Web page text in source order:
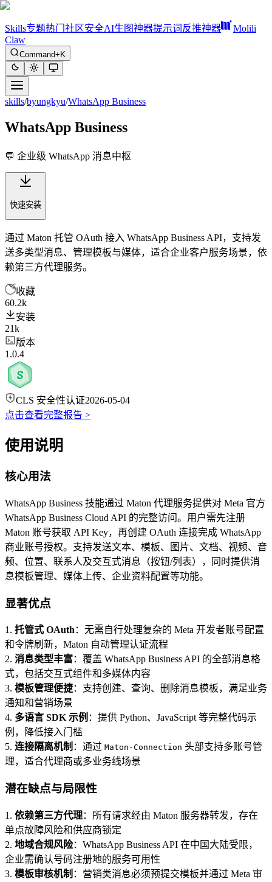
Skills专题热门 社区安全AI生图神器提示词反推神器
Molili
Claw
Command+K
skills/byungkyu/WhatsApp Business
WhatsApp Business
💬 企业级 WhatsApp 消息中枢
快速安装
通过 Maton 托管 OAuth 接入 WhatsApp Business API，支持发
送多类型消息、管理模板与媒体，适合企业客户服务场景，依
赖第三方代理服务。
收藏
60.2k
安装
21k
版本
1.0.4
CLS 安全性认证2026-05-04
点击查看完整报告 >
使用说明
核心用法
WhatsApp Business 技能通过 Maton 代理服务提供对 Meta 官方
WhatsApp Business Cloud API 的完整访问。用户需先注册
Maton 账号获取 API Key，再创建 OAuth 连接完成 WhatsApp
商业账号授权。支持发送文本、模板、图片、文档、视频、音
频、位置、联系人及交互式消息（按钮/列表），同时提供消
息模板管理、媒体上传、企业资料配置等功能。
显著优点
1. 托管式 OAuth：无需自行处理复杂的 Meta 开发者账号配置
和令牌刷新，Maton 自动管理认证流程
2. 消息类型丰富：覆盖 WhatsApp Business API 的全部消息格
式，包括交互式组件和多媒体内容
3. 模板管理便捷：支持创建、查询、删除消息模板，满足业务
通知和营销场景
4. 多语言 SDK 示例 ：提供 Python、JavaScript 等完整代码示
例，降低接入门槛
5. 连接隔离机制 ：通过 Maton-Connection 头部支持多账号管
理，适合代理商或多业务线场景
潜在缺点与局限性
1. 依赖第三方代理：所有请求经由 Maton 服务器转发，存在
单点故障风险和供应商锁定
2. 地域合规风险：WhatsApp Business API 在中国大陆受限，
企业需确认号码注册地的服务可用性
3. 模板审核机制 ：营销类消息必须预提交模板并通过 Meta 审